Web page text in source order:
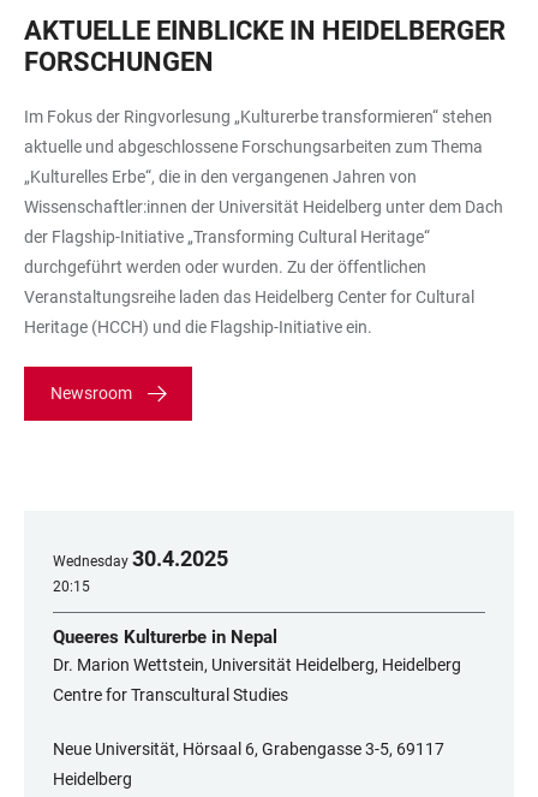
AKTUELLE EINBLICKE IN HEIDELBERGER
FORSCHUNGEN
Im Fokus der Ringvorlesung „Kulturerbe transformieren“ stehen
aktuelle und abgeschlossene Forschungsarbeiten zum Thema
„Kulturelles Erbe“, die in den vergangenen Jahren von
Wissenschaftler:innen der Universität Heidelberg unter dem Dach
der Flagship-Initiative „Transforming Cultural Heritage“
durchgeführt werden oder wurden. Zu der öffentlichen
Veranstaltungsreihe laden das Heidelberg Center for Cultural
Heritage (HCCH) und die Flagship-Initiative ein.
Newsroom
Wednesday 30.4.2025
20:15
Queeres Kulturerbe in Nepal
Dr. Marion Wettstein, Universität Heidelberg, Heidelberg
Centre for Transcultural Studies
Neue Universität, Hörsaal 6, Grabengasse 3-5, 69117
Heidelberg